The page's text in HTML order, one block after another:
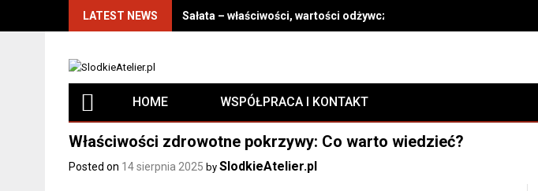
LATEST NEWS Sałata – właściwości, wartości odżywcze i korzyści zdrowotne
HOME WSPÓŁPRACA I KONTAKT
Właściwości zdrowotne pokrzywy: Co warto wiedzieć?
Posted on 14 sierpnia 2025 by SlodkieAtelier.pl